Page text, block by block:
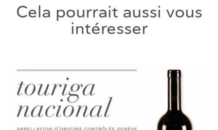
Cela pourrait aussi vous
intéresser